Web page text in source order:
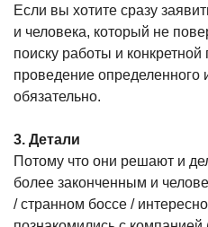
Если вы хотите сразу
и человека, который не
поиску работы и
проведение определенного
обязательно.
3. Детали
Потому что они решают и
более законченным и
/ странном боссе /